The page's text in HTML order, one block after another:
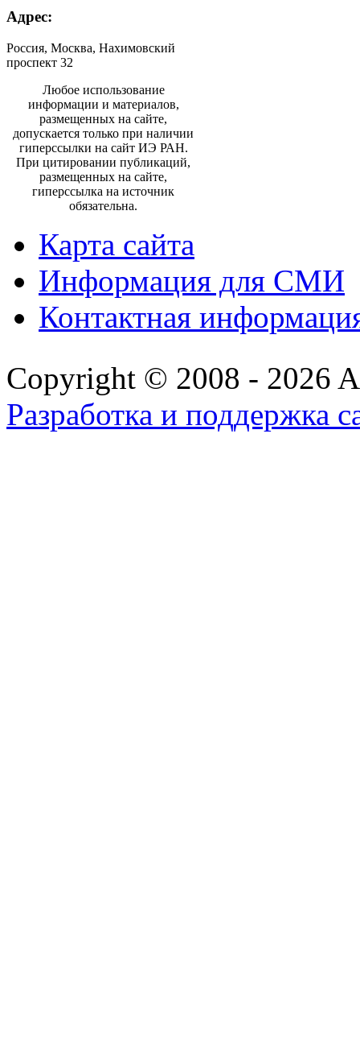
Адрес:
Россия, Москва, Нахимовский
проспект 32
Любое использование
информации и материалов,
размещенных на сайте,
допускается только при наличии
гиперссылки на сайт ИЭ РАН.
При цитировании публикаций,
размещенных на сайте,
гиперссылка на источник
обязательна.
Карта сайта
Информация для СМИ
Контактная
Copyright © 2008 - 2026
Разработка и поддержка